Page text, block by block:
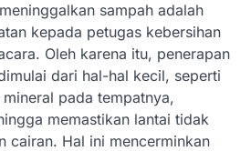
sampah adalah
kepada petugas kebersihan
Oleh karena itu, penerapan
dari hal-hal kecil, seperti
pada tempatnya,
memastikan lantai tidak
cairan. Hal ini mencerminkan